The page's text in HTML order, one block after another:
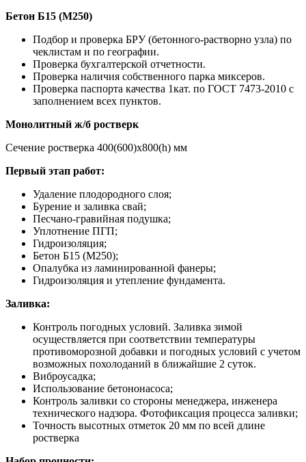
Бетон Б15 (М250)
Подбор и проверка БРУ (бетонного-растворно узла) по
чеклистам и по географии.
Проверка бухгалтерской отчетности.
Проверка наличия собственного парка миксеров.
Проверка паспорта качества 1кат. по ГОСТ 7473-2010 с
заполнением всех пунктов.
Монолитный ж/б ростверк
Сечение ростверка 400(600)х800(h) мм
Первый этап работ:
Удаление плодородного слоя;
Бурение и заливка свай;
Песчано-гравийная подушка;
Уплотнение ПГП;
Гидроизоляция;
Бетон Б15 (М250);
Опалубка из ламинированной фанеры;
Гидроизоляция и утепление фундамента.
Заливка:
Контроль погодных условий. Заливка зимой
осуществляется при соответствии температуры
противоморозной добавки и погодных условий с учетом
возможных похолоданий в ближайшие 2 суток.
Виброусадка;
Использование бетононасоса;
Контроль заливки со стороны менеджера, инженера
технического надзора. Фотофиксация процесса заливки;
Точность высотных отметок 20 мм по всей длине
ростверка